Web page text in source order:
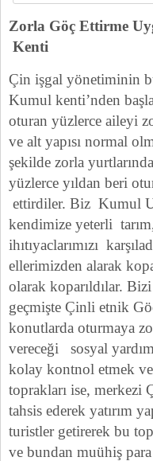
Zorla Göç Ettirme
Kenti
Çin işgal yönetiminin
Kumul kenti’nden
oturan yüzlerce aileyi
ve alt yapısı normal
şekilde zorla
yüzlerce yıldan beri
ettirdiler. Biz Kumul
kendimize yeterli
ihıtıyaclarımızı
ellerimizden alarak
olarak koparıldılar.
geçmişte Çinli etnik
konutlarda oturmaya
vereceği sosyal
kolay kontnol etmek
toprakları ise, merkezi
tahsis ederek yatırım
turistler getirerek bu
ve bundan muühiş